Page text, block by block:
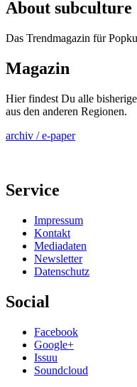
About subculture
Das Trendmagazin für
Magazin
Hier findest Du alle
aus den anderen Regionen.
archiv / e-paper
Service
Impressum
Kontakt
Mediadaten
Newsletter
Datenschutz
Social
Facebook
Google+
Issuu
Soundcloud